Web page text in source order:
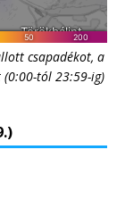
csapadékot, a
(0:00-tól 23:59-ig)